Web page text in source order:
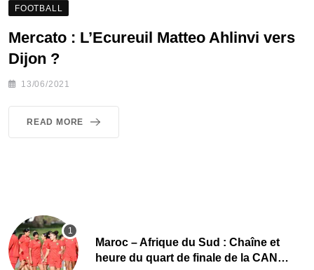
FOOTBALL
Mercato : L’Ecureuil Matteo Ahlinvi vers
Dijon ?
13/06/2021
READ MORE
Maroc – Afrique du Sud : Chaîne et
heure du quart de finale de la CAN